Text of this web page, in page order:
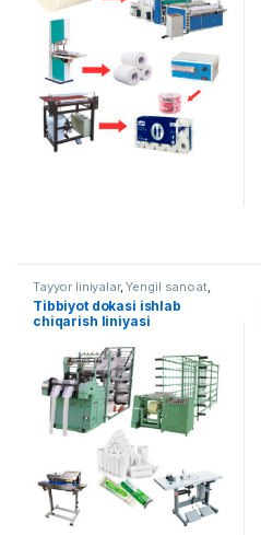
Tayyor liniyalar,Yengil sanoat,
To'quv uskunalari
Tibbiyot dokasi ishlab
chiqarish liniyasi